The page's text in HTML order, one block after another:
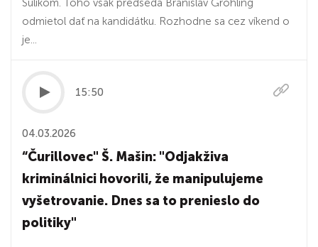
Sulíkom. Toho však predseda Branislav Gröhling
odmietol dať na kandidátku. Rozhodne sa cez víkend o
je...
15:50
04.03.2026
“Čurillovec" Š. Mašin: "Odjakživa
kriminálnici hovorili, že manipulujeme
vyšetrovanie. Dnes sa to prenieslo do
politiky"